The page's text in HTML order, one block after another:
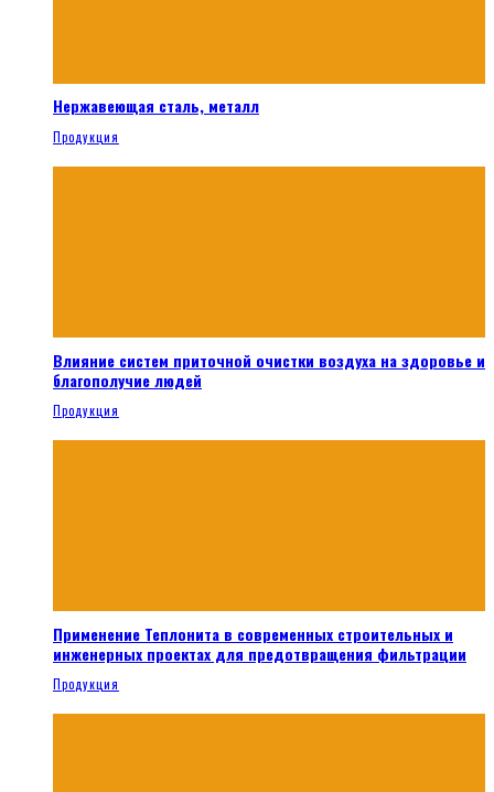
Нержавеющая сталь, металл
Продукция
Влияние систем приточной очистки воздуха на здоровье и
благополучие людей
Продукция
Применение Теплонита в современных строительных и
инженерных проектах для предотвращения фильтрации
Продукция